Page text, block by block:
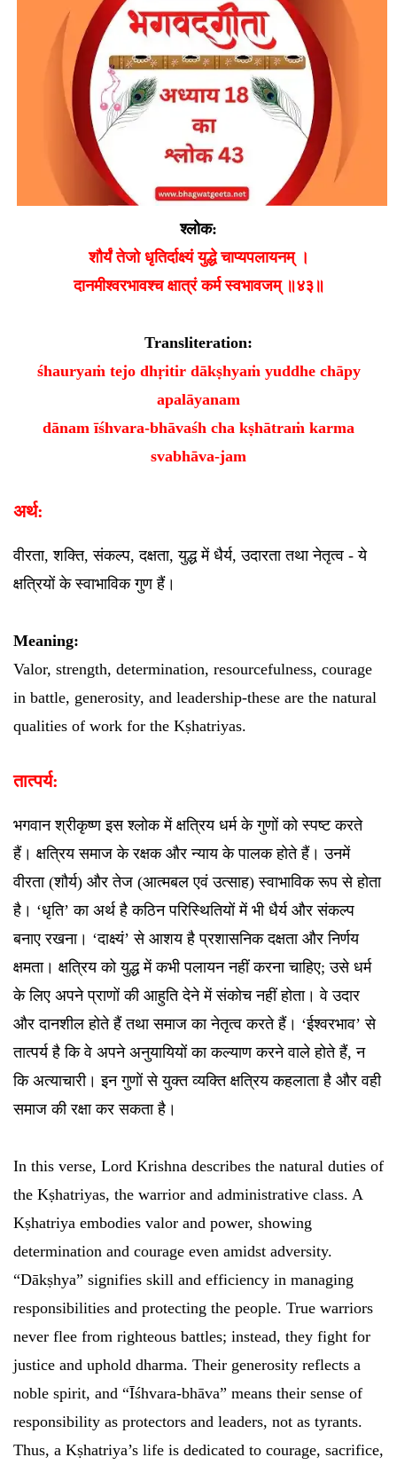
श्लोक:
शौर्यं तेजो धृतिर्दाक्ष्यं युद्धे चाप्यपलायनम् ।
दानमीश्वरभावश्च क्षात्रं कर्म स्वभावजम् ॥४३॥
Transliteration:
śhauryaṁ tejo dhṛitir dākṣhyaṁ yuddhe chāpy
apalāyanam
dānam īśhvara-bhāvaśh cha kṣhātraṁ karma
svabhāva-jam
अर्थ:
वीरता, शक्ति, संकल्प, दक्षता, युद्ध में धैर्य, उदारता तथा नेतृत्व - ये
क्षत्रियों के स्वाभाविक गुण हैं।
Meaning:
Valor, strength, determination, resourcefulness, courage
in battle, generosity, and leadership-these are the natural
qualities of work for the Kṣhatriyas.
तात्पर्य:
भगवान श्रीकृष्ण इस श्लोक में क्षत्रिय धर्म के गुणों को स्पष्ट करते
हैं। क्षत्रिय समाज के रक्षक और न्याय के पालक होते हैं। उनमें
वीरता (शौर्य) और तेज (आत्मबल एवं उत्साह) स्वाभाविक रूप से होता
है। ‘धृति’ का अर्थ है कठिन परिस्थितियों में भी धैर्य और संकल्प
बनाए रखना। ‘दाक्ष्यं’ से आशय है प्रशासनिक दक्षता और निर्णय
क्षमता। क्षत्रिय को युद्ध में कभी पलायन नहीं करना चाहिए; उसे धर्म
के लिए अपने प्राणों की आहुति देने में संकोच नहीं होता। वे उदार
और दानशील होते हैं तथा समाज का नेतृत्व करते हैं। ‘ईश्वरभाव’ से
तात्पर्य है कि वे अपने अनुयायियों का कल्याण करने वाले होते हैं, न
कि अत्याचारी। इन गुणों से युक्त व्यक्ति क्षत्रिय कहलाता है और वही
समाज की रक्षा कर सकता है।
In this verse, Lord Krishna describes the natural duties of
the Kṣhatriyas, the warrior and administrative class. A
Kṣhatriya embodies valor and power, showing
determination and courage even amidst adversity.
“Dākṣhya” signifies skill and efficiency in managing
responsibilities and protecting the people. True warriors
never flee from righteous battles; instead, they fight for
justice and uphold dharma. Their generosity reflects a
noble spirit, and “Īśhvara-bhāva” means their sense of
responsibility as protectors and leaders, not as tyrants.
Thus, a Kṣhatriya’s life is dedicated to courage, sacrifice,